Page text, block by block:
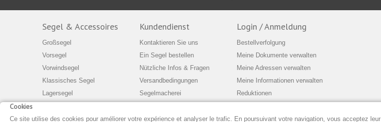
Segel & Accessoires
Großsegel
Vorsegel
Vorwindsegel
Klassisches Segel
Lagersegel
Sonnenschutz-Segel
Kundendienst
Kontaktieren Sie uns
Ein Segel bestellen
Nützliche Infos & Fragen
Versandbedingungen
Segelmacherei
Geschäftsbedingungen
Login / Anmeldung
Bestellverfolgung
Meine Dokumente verwalten
Meine Adressen verwalten
Meine Informationen verwalten
Reduktionen
Cookies
Ce site utilise des cookies pour améliorer votre expérience et analyser le trafic. En poursuivant votre navigation, vous acceptez leur